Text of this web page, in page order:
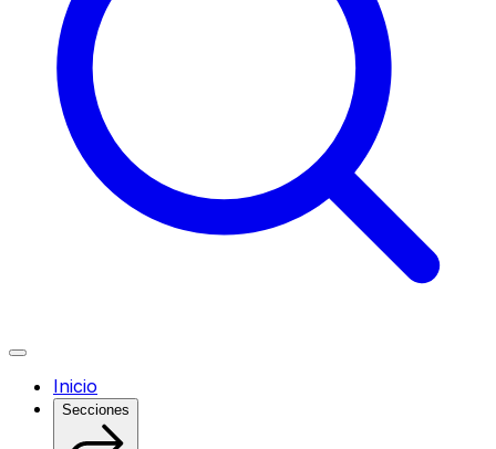
Inicio
Secciones